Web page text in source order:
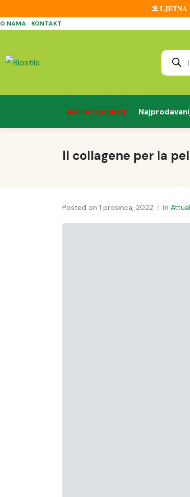
⛱️ LJETNA
O NAMA KONTAKT
Akcije i popusti
Il collagene per la
Posted on 1 prosinca, 2022 In